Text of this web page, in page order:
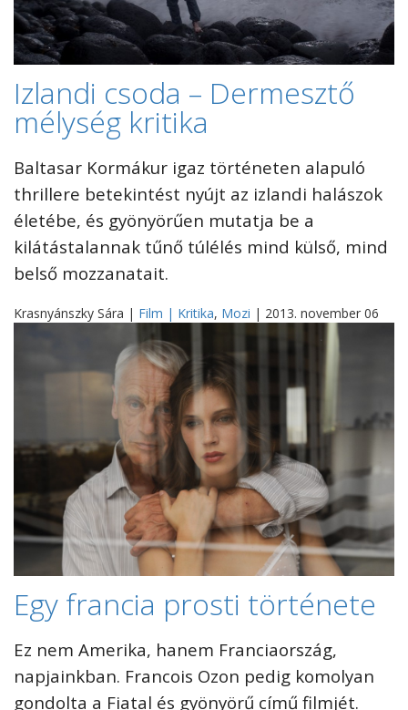
Izlandi csoda – Dermesztő
mélység kritika
Baltasar Kormákur igaz történeten alapuló
thrillere betekintést nyújt az izlandi halászok
életébe, és gyönyörűen mutatja be a
kilátástalannak tűnő túlélés mind külső, mind
belső mozzanatait.
Krasnyánszky Sára | Film | Kritika, Mozi | 2013. november 06
Egy francia prosti története
Ez nem Amerika, hanem Franciaország,
napjainkban. Francois Ozon pedig komolyan
gondolta a Fiatal és gyönyörű című filmjét.